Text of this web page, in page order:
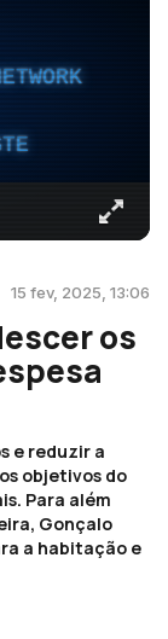
15 fev, 2025, 13:06
os
e reduzir a
objetivos do
Para além
Gonçalo
a habitação e